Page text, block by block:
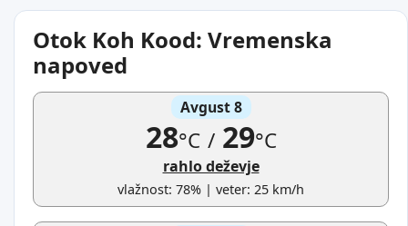
Otok Koh Kood: Vremenska
napoved
Avgust 8
28°C /29°C
rahlo deževje
vlažnost: 78% | veter: 25 km/h